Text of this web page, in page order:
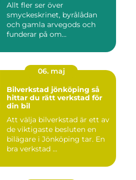
Allt fler ser över
smyckeskrinet, byrålådan
och gamla arvegods och
funderar på om
06. maj
Bilverkstad jönköping så
hittar du rätt verkstad för
din bil
Att välja bilverkstad är ett av
de viktigaste besluten en
bilägare i Jönköping tar. En
bra verkstad ...